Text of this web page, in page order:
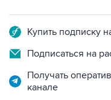
Купить подписку
Подписаться на
Получать
канале